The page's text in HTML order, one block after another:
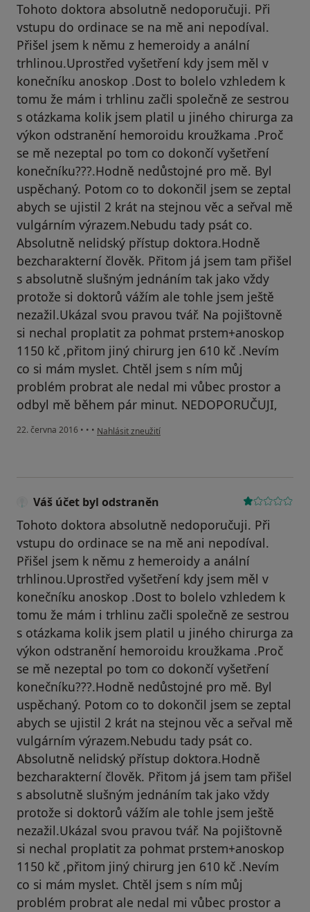
Tohoto doktora absolutně nedoporučuji. Při
vstupu do ordinace se na mě ani nepodíval.
Přišel jsem k němu z hemeroidy a anální
trhlinou.Uprostřed vyšetření kdy jsem měl v
konečníku anoskop .Dost to bolelo vzhledem k
tomu že mám i trhlinu začli společně ze sestrou
s otázkama kolik jsem platil u jiného chirurga za
výkon odstranění hemoroidu kroužkama .Proč
se mě nezeptal po tom co dokončí vyšetření
konečníku???.Hodně nedůstojné pro mě. Byl
uspěchaný. Potom co to dokončil jsem se zeptal
abych se ujistil 2 krát na stejnou věc a seřval mě
vulgárním výrazem.Nebudu tady psát co.
Absolutně nelidský přístup doktora.Hodně
bezcharakterní člověk. Přitom já jsem tam přišel
s absolutně slušným jednáním tak jako vždy
protože si doktorů vážím ale tohle jsem ještě
nezažil.Ukázal svou pravou tvář. Na pojištovně
si nechal proplatit za pohmat prstem+anoskop
1150 kč ,přitom jiný chirurg jen 610 kč .Nevím
co si mám myslet. Chtěl jsem s ním můj
problém probrat ale nedal mi vůbec prostor a
odbyl mě během pár minut. NEDOPORUČUJI,
22. června 2016 • • • podle názoru uživatele Váš účet byl odstraněn
Nahlásit zneužití
Váš účet byl odstraněn
Tohoto doktora absolutně nedoporučuji. Při
vstupu do ordinace se na mě ani nepodíval.
Přišel jsem k němu z hemeroidy a anální
trhlinou.Uprostřed vyšetření kdy jsem měl v
konečníku anoskop .Dost to bolelo vzhledem k
tomu že mám i trhlinu začli společně ze sestrou
s otázkama kolik jsem platil u jiného chirurga za
výkon odstranění hemoroidu kroužkama .Proč
se mě nezeptal po tom co dokončí vyšetření
konečníku???.Hodně nedůstojné pro mě. Byl
uspěchaný. Potom co to dokončil jsem se zeptal
abych se ujistil 2 krát na stejnou věc a seřval mě
vulgárním výrazem.Nebudu tady psát co.
Absolutně nelidský přístup doktora.Hodně
bezcharakterní člověk. Přitom já jsem tam přišel
s absolutně slušným jednáním tak jako vždy
protože si doktorů vážím ale tohle jsem ještě
nezažil.Ukázal svou pravou tvář. Na pojištovně
si nechal proplatit za pohmat prstem+anoskop
1150 kč ,přitom jiný chirurg jen 610 kč .Nevím
co si mám myslet. Chtěl jsem s ním můj
problém probrat ale nedal mi vůbec prostor a